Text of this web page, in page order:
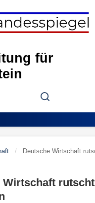
für
Search
/
Deutsche Wirtschaft
Wirtschaft